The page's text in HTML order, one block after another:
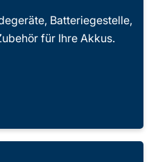
Batteriegestelle,
für Ihre Akkus.